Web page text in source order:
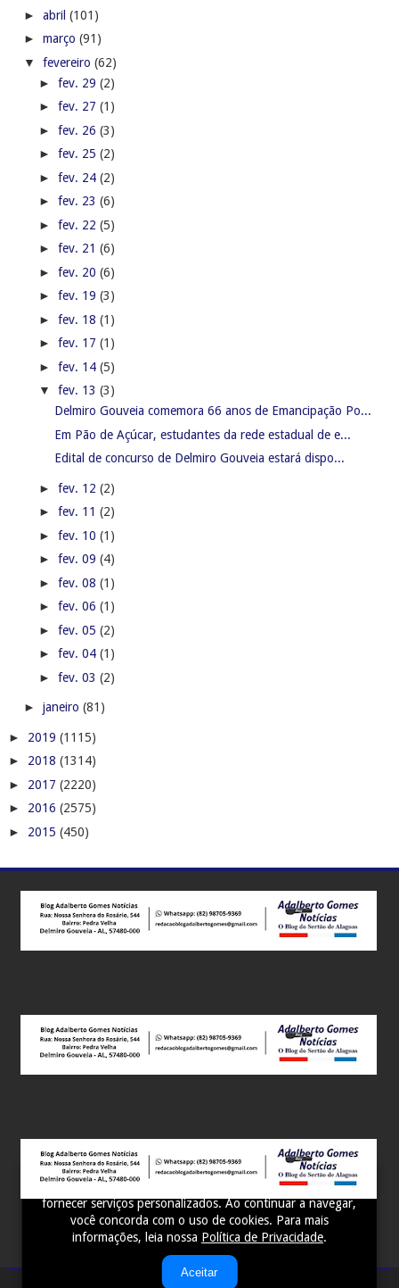
Este site utiliza cookies para melhorar sua experiência e
fornecer serviços personalizados. Ao continuar a navegar,
você concorda com o uso de cookies. Para mais
informações, leia nossa Política de Privacidade.
Aceitar
► abril (101)
► março (91)
▼ fevereiro (62)
► fev. 29 (2)
► fev. 27 (1)
► fev. 26 (3)
► fev. 25 (2)
► fev. 24 (2)
► fev. 23 (6)
► fev. 22 (5)
► fev. 21 (6)
► fev. 20 (6)
► fev. 19 (3)
► fev. 18 (1)
► fev. 17 (1)
► fev. 14 (5)
▼ fev. 13 (3)
Delmiro Gouveia comemora 66 anos de Emancipação Po...
Em Pão de Açúcar, estudantes da rede estadual de e...
Edital de concurso de Delmiro Gouveia estará dispo...
► fev. 12 (2)
► fev. 11 (2)
► fev. 10 (1)
► fev. 09 (4)
► fev. 08 (1)
► fev. 06 (1)
► fev. 05 (2)
► fev. 04 (1)
► fev. 03 (2)
► janeiro (81)
► 2019 (1115)
► 2018 (1314)
► 2017 (2220)
► 2016 (2575)
► 2015 (450)